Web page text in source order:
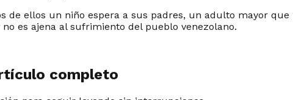
de ellos un niño espera a sus padres, un adulto mayor
no es ajena al sufrimiento del pueblo venezolano.
completo